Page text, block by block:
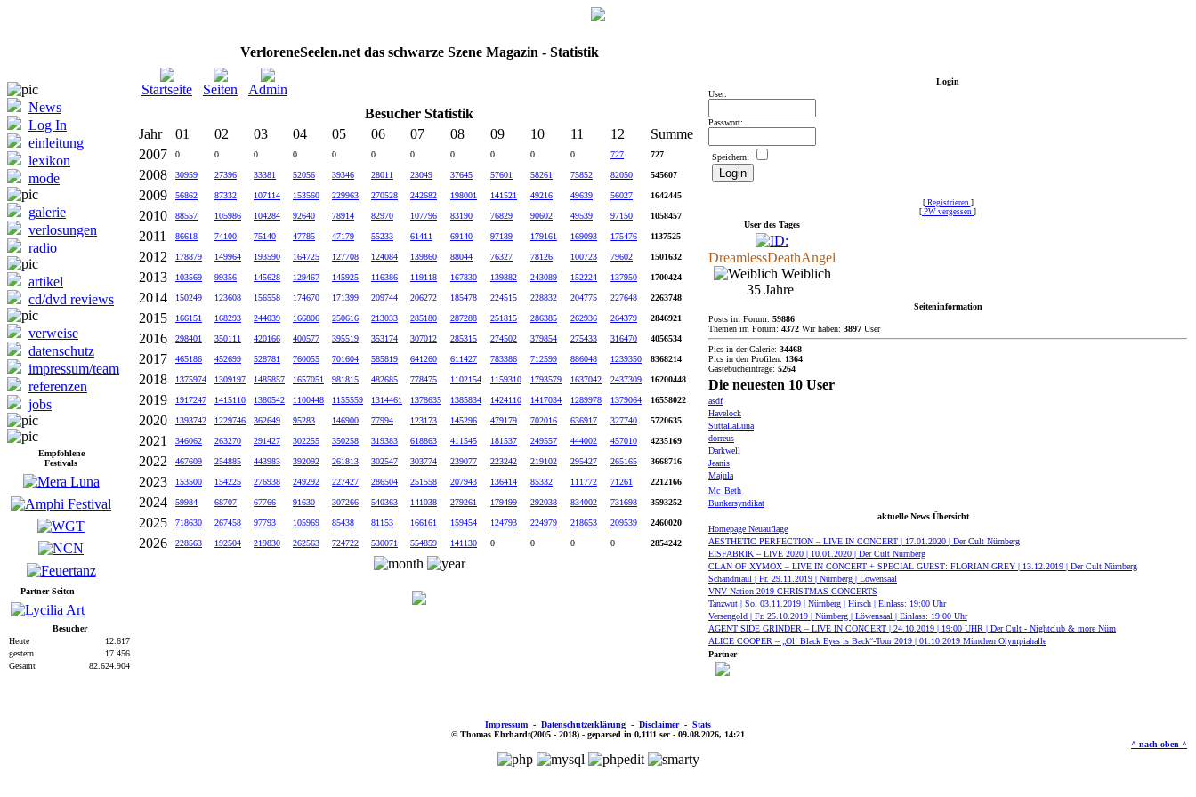
News
Log In
einleitung
lexikon
mode
galerie
verlosungen
radio
artikel
cd/dvd reviews
verweise
datenschutz
impressum/team
referenzen
jobs
Empfohlene
Festivals
Partner Seiten
Besucher
Heute
12.617
gestern
17.456
Gesamt
82.624.904
VerloreneSeelen.net das schwarze Szene Magazin - Statistik
Startseite Seiten
Admin
Besucher Statistik
Jahr
01 02 03 04 05 06 07 08 09 10 11 12
Summe
2007
0 0 0 0 0 0 0 0 0 0 0 727 727
2008 30959 27396 33381 52056 39346 28011 23049 37645 57601 58261 75852 82050 545607
2009 56862 87332 107114 153560 229963 270528 242682 198001 141521 49216 49639 56027 1642445
2010 88557 105986 104284 92640 78914 82970 107796 83190 76829 90602 49539 97150 1058457
2011 86618 74100 75140 47785 47179 55233 61411 69140 97189 179161 169093 175476 1137525
2012 178879 149964 193590 164725 127708 124084 139860 88044 76327 78126 100723 79602 1501632
2013 103569 99356 145628 129467 145925 116386 119118 167830 139882 243089 152224 137950 1700424
2014 150249 123608 156558 174670 171399 209744 206272 185478 224515 228832 204775 227648 2263748
2015 166151 168293 244039 166806 250616 213033 285180 287288 251815 286385 262936 264379 2846921
2016 298401 350111 420166 400577 395519 353174 307012 285315 274502 379854 275433 316470 4056534
2017 465186 452699 528781 760055 701604 585819 641260 611427 783386 712599 886048 1239350 8368214
2018 1375974 1309197 1485857 1657051 981815 482685 778475 1102154 1159310 1793579 1637042 2437309 16200448
2019 1917247 1415110 1380542 1100448 1155559 1314461 1378635 1385834 1424110 1417034 1289978 1379064 16558022
2020 1393742 1229746 362649 95283 146900 77994 123173 145296 479179 702016 636917 327740 5720635
2021 346062 263270 291427 302255 350258 319383 618863 411545 181537 249557 444002 457010 4235169
2022 467609 254885 443983 392092 261813 302547 303774 239077 223242 219102 295427 265165 3668716
2023 153500 154225 276938 249292 227427 286504 251558 207943 136414 85332 111772 71261 2212166
2024 59984 68707 67766 91630 307266 540363 141038 279261 179499 292038 834002 731698 3593252
2025 718630 267458 97793 105969 85438 81153 166161 159454 124793 224979 218653 209539 2460020
2026 228563 192504 219830 262563 724722 530071 554859 141130 0 0 0 0 2854242
Login
User:
Passwort:
Speichern:
[Registrieren ]
[ PW vergessen ]
User des Tages
DreamlessDeathAngel
Weiblich
35 Jahre
Seiteninformation
Posts im Forum: 59886
Themen im Forum: 4372 Wir haben: 3897 User
Pics in der Galerie: 34468
Pics in den Profilen: 1364
Gästebucheinträge: 5264
Die neuesten 10 User
asdf
Havelock
SuttaLaLuna
dorreus
Darkwell
Jeanis
Majula
Mc_Beth
Bunkersyndikat
aktuelle News Übersicht
Homepage Neuauflage
AESTHETIC PERFECTION – LIVE IN CONCERT | 17.01.2020 | Der Cult Nürnberg
EISFABRIK – LIVE 2020 | 10.01.2020 | Der Cult Nürnberg
CLAN OF XYMOX – LIVE IN CONCERT + SPECIAL GUEST: FLORIAN GREY | 13.12.2019 | Der Cult Nürnberg
Schandmaul | Fr. 29.11.2019 | Nürnberg | Löwensaal
VNV Nation 2019 CHRISTMAS CONCERTS
Tanzwut | So. 03.11.2019 | Nürnberg | Hirsch | Einlass: 19:00 Uhr
Versengold | Fr. 25.10.2019 | Nürnberg | Löwensaal | Einlass: 19:00 Uhr
AGENT SIDE GRINDER – LIVE IN CONCERT | 24.10.2019 | 19:00 UHR | Der Cult - Nightclub & more Nürn
ALICE COOPER – „Ol‘ Black Eyes is Back“-Tour 2019 | 01.10.2019 München Olympiahalle
Partner
Impressum - Datenschutzerklärung - Disclaimer- Stats
© Thomas Ehrhardt(2005 - 2018) - geparsed in 0,1111 sec - 09.08.2026, 14:21
^ nach oben ^